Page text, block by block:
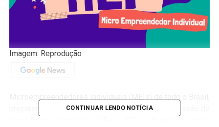
Imagem: Reprodução
preparem-se para uma mudança importante na emissão de
CONTINUAR LENDO NOTÍCIA